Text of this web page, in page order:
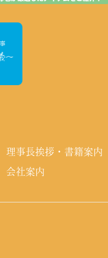
理事長挨拶・書籍案内
会社案内